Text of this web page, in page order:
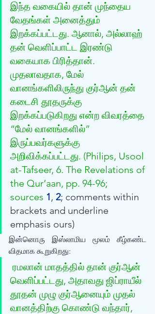
இந்த வகையில் தான் முந்தைய
வேதங்கள் அனைத்தும்
இறக்கப்பட்டது. ஆனால், அல்லாஹ்
தன் வெளிப்பாட்ட இரண்டு
வகையாக பிரித்தான்.
முதலாவதாக, மேல்
வானங்களிலிருந்து குர்‍ஆன் தன்
கடைசி தூதருக்கு
இறக்கப்படுகிறது என்ற விவரத்தை
“மேல் வானங்களில்”
இருப்பவர்களுக்கு
அறிவிக்கப்பட்டது. (Philips, Usool
at-Tafseer, 6. The Revelations of
the Qur’aan, pp. 94-96;
sources 1, 2; comments within
brackets and underline
emphasis ours)
இன்னொரு இஸ்லாமிய மூலம் கீழ்கண்ட
விதமாக கூறுகிறது:
ரமலான் மாதத்தில் தான் குர்‍ஆன்
வெளிப்பட்டது, அதாவது ஜிப்ராயீல்
தூதன் முழு குர்‍ஆனையும் முதல்
வானத்திற்கு கொண்டு வந்தார்,